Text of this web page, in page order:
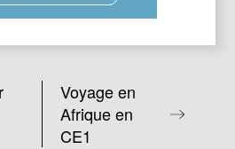
Voyage en
Afrique en
CE1